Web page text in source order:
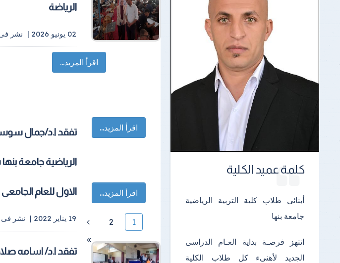
الرياضة
02 يونيو 2026 | نشر
اقرأ المزيد...
تفقد ا.د/جمال سوسة
الرياضية جامعة
الاول للعام الجامعى 2021/2022م
19 يناير 2022 | نشر فى
اقرأ المزيد...
تفقد ا.د/ اسامه
اقرأ المزيد...
1
2
كلمة عميد الكلية
أبنائى طلاب كلية التربية الرياضية
جامعة بنها
انتهز فرصـة بداية العـام الدراسى
الجديد لأهنىء كل طلاب الكلية